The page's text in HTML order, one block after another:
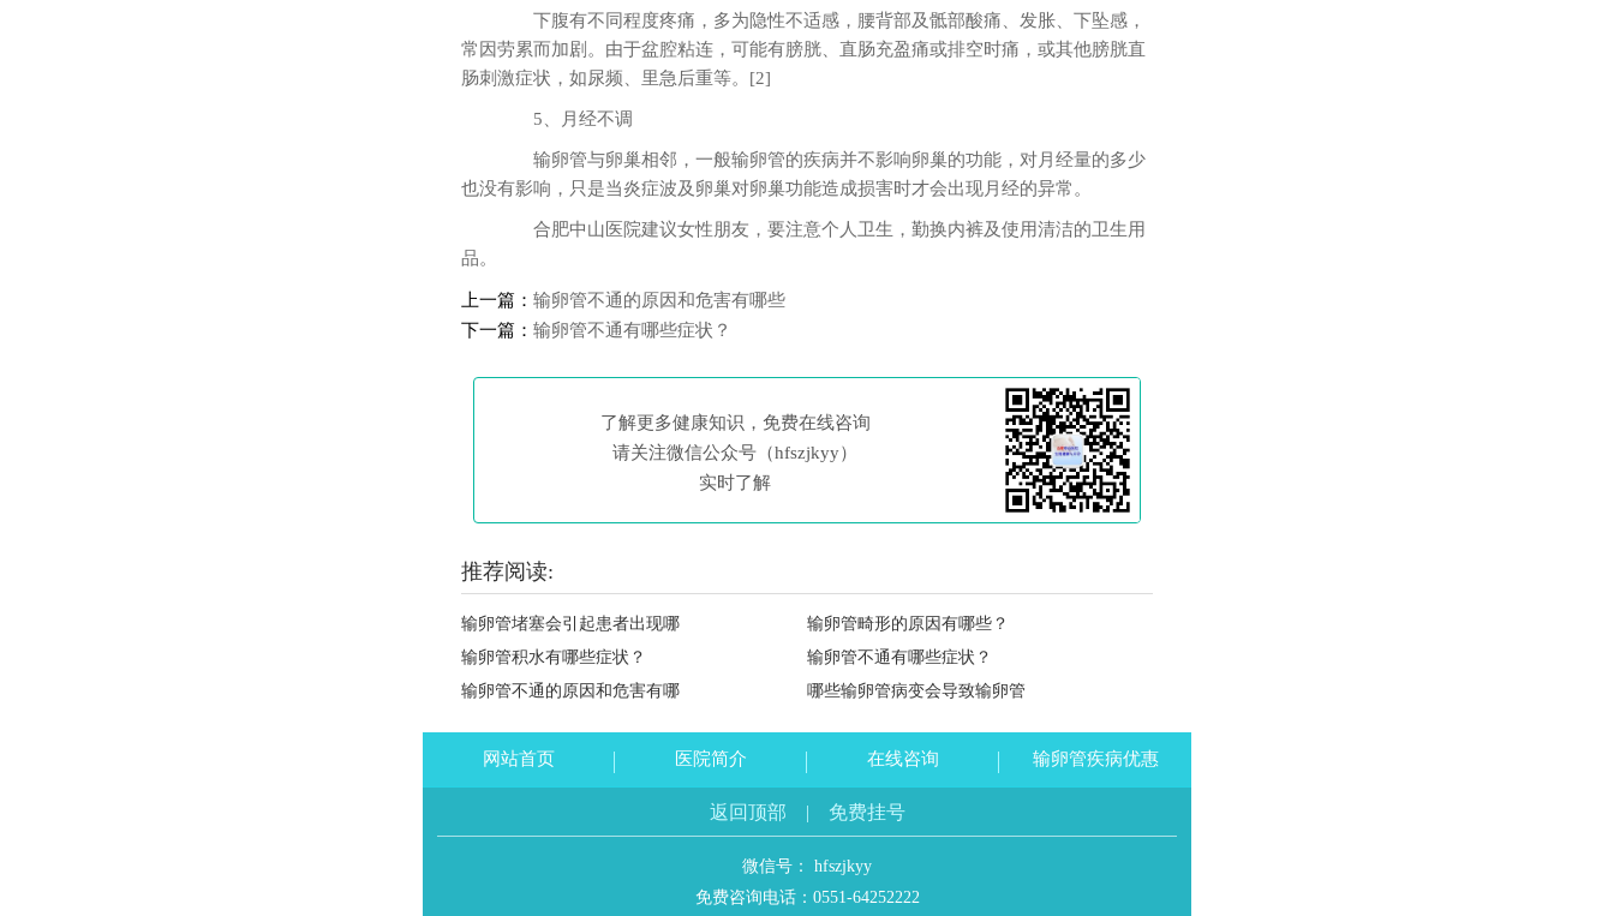
下腹有不同程度疼痛，多为隐性不适感，腰背部及骶部酸痛、发胀、下坠感，
常因劳累而加剧。由于盆腔粘连，可能有膀胱、直肠充盈痛或排空时痛，或其他膀胱直
肠刺激症状，如尿频、里急后重等。[2]
5、月经不调
输卵管与卵巢相邻，一般输卵管的疾病并不影响卵巢的功能，对月经量的多少
也没有影响，只是当炎症波及卵巢对卵巢功能造成损害时才会出现月经的异常。
合肥中山医院建议女性朋友，要注意个人卫生，勤换内裤及使用清洁的卫生用
品。
上一篇： 输卵管不通的原因和危害有哪些
下一篇： 输卵管不通有哪些症状？
了解更多健康知识，免费在线咨询
请关注微信公众号（hfszjkyy）
实时了解
推荐阅读:
输卵管堵塞会引起患者出现哪
输卵管畸形的原因有哪些？
输卵管积水有哪些症状？
输卵管不通有哪些症状？
输卵管不通的原因和危害有哪
哪些输卵管病变会导致输卵管
网站首页 医院简介 在线咨询 输卵管疾病优惠
返回顶部 | 免费挂号
微信号： hfszjkyy
免费咨询电话： 0551-64252222